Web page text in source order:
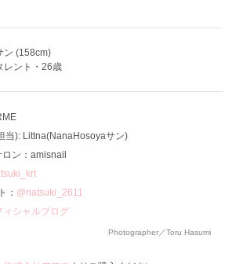
ン (158cm)
レント・26歳
当): Littna(NanaHosoyaサン)
ン：amisnail
： @natsuki_2611
ィシャルブログ
Photographer／Toru Hasumi